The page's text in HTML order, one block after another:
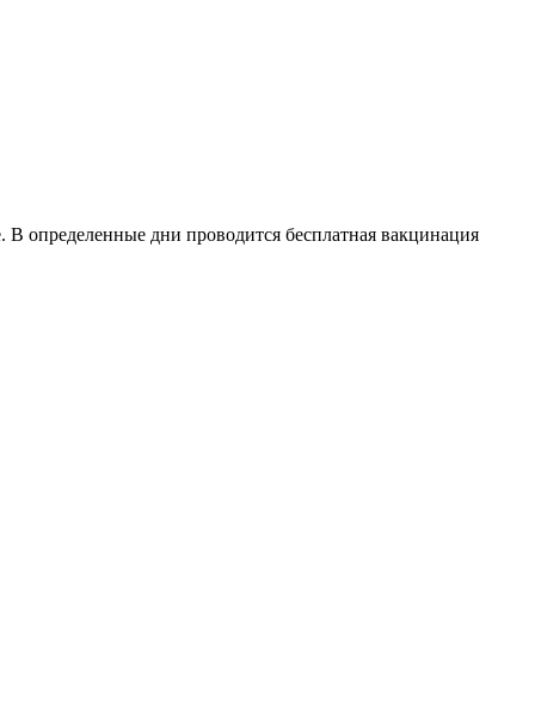
определенные дни проводится бесплатная вакцинация